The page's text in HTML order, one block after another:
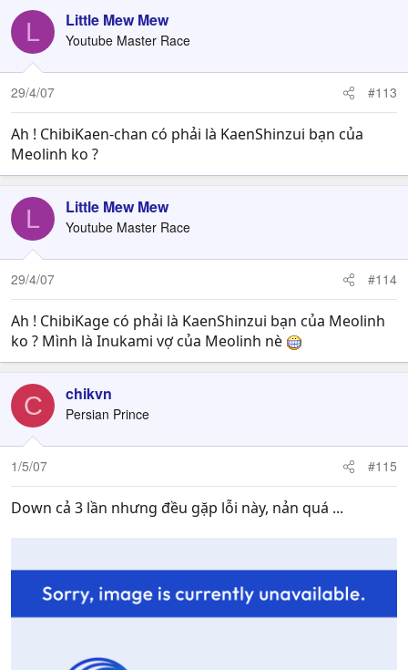
L Little Mew Mew
Youtube Master Race
29/4/07 #113
Ah ! ChibiKaen-chan có phải là KaenShinzui bạn của
Meolinh ko ?
L Little Mew Mew
Youtube Master Race
29/4/07 #114
Ah ! ChibiKage có phải là KaenShinzui bạn của Meolinh
ko ? Mình là Inukami vợ của Meolinh nè
C chikvn
Persian Prince
1/5/07 #115
Down cả 3 lần nhưng đều gặp lỗi này, nản quá ...